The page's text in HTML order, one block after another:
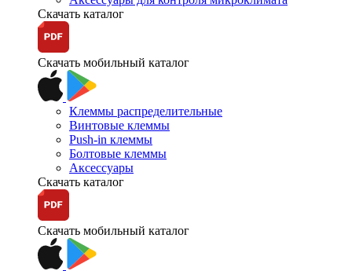
Скачать каталог
Скачать мобильный каталог
Клеммы распределительные
Винтовые клеммы
Push-in клеммы
Болтовые клеммы
Аксессуары
Скачать каталог
Скачать мобильный каталог